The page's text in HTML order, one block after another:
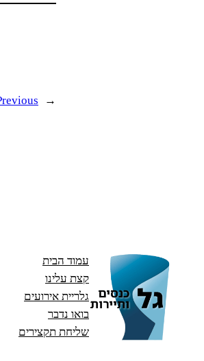
←
עמוד הבית
קצת עלינו
גלריית אירועים
בואו נדבר
שליחת תקצירים